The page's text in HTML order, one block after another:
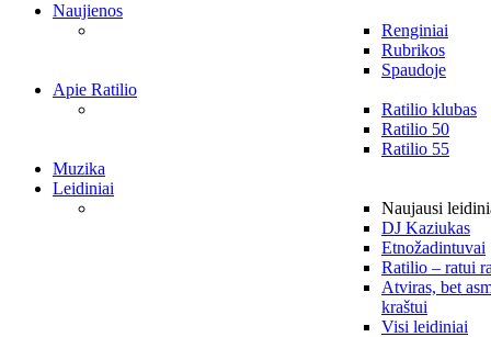
Naujienos
Renginiai
Rubrikos
Spaudoje
Apie Ratilio
Ratilio klubas
Ratilio 50
Ratilio 55
Muzika
Leidiniai
Naujausi
DJ Kaziukas
Etnožadintuvai
Ratilio – ratui
Atviras, bet
kraštui
Visi leidiniai